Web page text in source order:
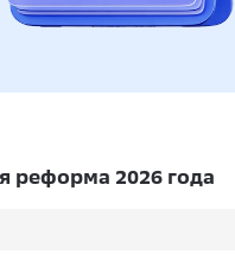
реформа 2026 года